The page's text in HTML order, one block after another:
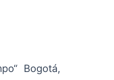
Bogotá,